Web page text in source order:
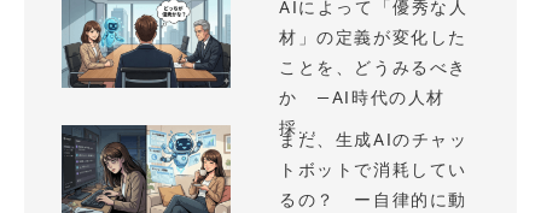
AIによって「優秀な人
材」の定義が変化した
ことを、どうみるべき
か —AI時代の人材
採...
まだ、生成AIのチャッ
トボットで消耗してい
るの？ ー自律的に動